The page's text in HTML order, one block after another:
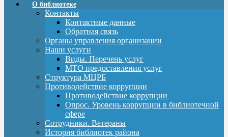
О библиотеке
Контакты
Контактные данные
Обратная связь
Органы управления организации
Наши услуги
Виды. Перечень услуг
МТО предоставления услуг
Структура МЦРБ
Противодействие коррупции
Противодействие коррупции
Опрос. Уровень коррупции в библиотечной
сфере
Сотрудники. Ветераны
История библиотек района